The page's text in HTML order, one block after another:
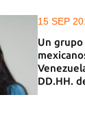
15 SEP
Un
DD.HH.